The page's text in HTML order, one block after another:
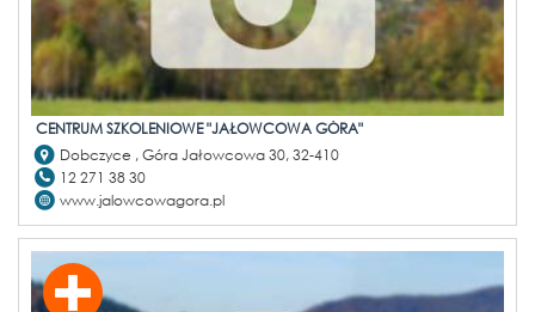
CENTRUM SZKOLENIOWE "JAŁOWCOWA GÓRA"
Dobczyce , Góra Jałowcowa 30, 32-410
12 271 38 30
www.jalowcowagora.pl